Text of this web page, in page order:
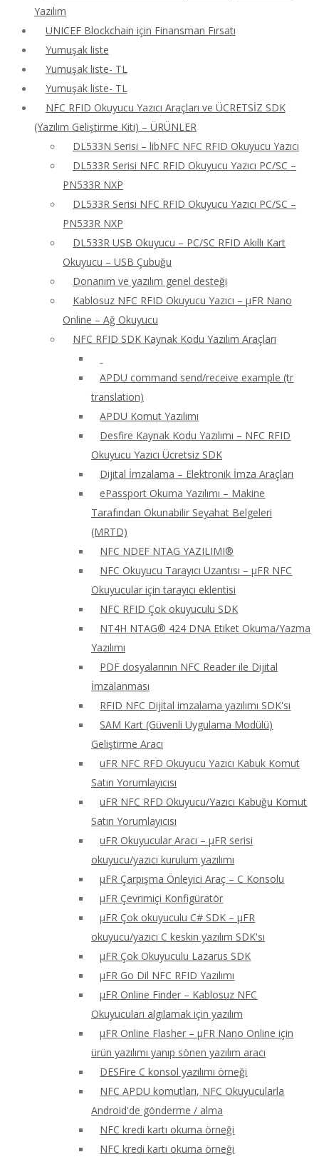
Yazılım
UNICEF Blockchain için Finansman Fırsatı
Yumuşak liste
Yumuşak liste- TL
Yumuşak liste- TL
NFC RFID Okuyucu Yazıcı Araçları ve ÜCRETSİZ SDK
(Yazılım Geliştirme Kiti) – ÜRÜNLER
DL533N Serisi – libNFC NFC RFID Okuyucu Yazıcı
DL533R Serisi NFC RFID Okuyucu Yazıcı PC/SC –
PN533R NXP
DL533R Serisi NFC RFID Okuyucu Yazıcı PC/SC –
PN533R NXP
DL533R USB Okuyucu – PC/SC RFID Akıllı Kart
Okuyucu – USB Çubuğu
Donanım ve yazılım genel desteği
Kablosuz NFC RFID Okuyucu Yazıcı – μFR Nano
Online – Ağ Okuyucu
NFC RFID SDK Kaynak Kodu Yazılım Araçları
APDU command send/receive example (tr
translation)
APDU Komut Yazılımı
Desfire Kaynak Kodu Yazılımı – NFC RFID
Okuyucu Yazıcı Ücretsiz SDK
Dijital İmzalama – Elektronik İmza Araçları
ePassport Okuma Yazılımı – Makine
Tarafından Okunabilir Seyahat Belgeleri
(MRTD)
NFC NDEF NTAG YAZILIMI®
NFC Okuyucu Tarayıcı Uzantısı – μFR NFC
Okuyucular için tarayıcı eklentisi
NFC RFID Çok okuyuculu SDK
NT4H NTAG® 424 DNA Etiket Okuma/Yazma
Yazılımı
PDF dosyalarının NFC Reader ile Dijital
İmzalanması
RFID NFC Dijital imzalama yazılımı SDK'sı
SAM Kart (Güvenli Uygulama Modülü)
Geliştirme Aracı
uFR NFC RFD Okuyucu Yazıcı Kabuk Komut
Satırı Yorumlayıcısı
uFR NFC RFD Okuyucu/Yazıcı Kabuğu Komut
Satırı Yorumlayıcısı
uFR Okuyucular Aracı – μFR serisi
okuyucu/yazıcı kurulum yazılımı
μFR Çarpışma Önleyici Araç – C Konsolu
μFR Çevrimiçi Konfigüratör
μFR Çok okuyuculu C# SDK – μFR
okuyucu/yazıcı C keskin yazılım SDK'sı
μFR Çok Okuyuculu Lazarus SDK
μFR Go Dil NFC RFID Yazılımı
μFR Online Finder – Kablosuz NFC
Okuyucuları algılamak için yazılım
μFR Online Flasher – μFR Nano Online için
ürün yazılımı yanıp sönen yazılım aracı
DESFire C konsol yazılımı örneği
NFC APDU komutları, NFC Okuyucularla
Android'de gönderme / alma
NFC kredi kartı okuma örneği
NFC kredi kartı okuma örneği